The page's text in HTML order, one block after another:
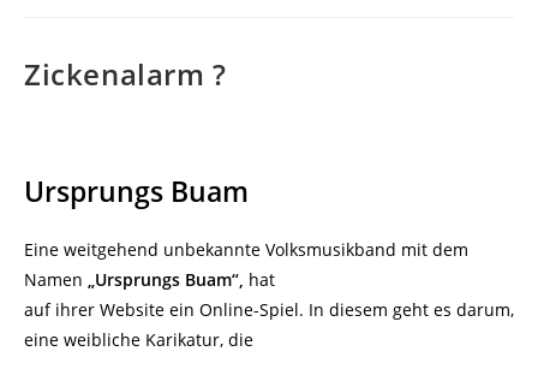
Zickenalarm ?
Ursprungs Buam
Eine weitgehend unbekannte Volksmusikband mit dem
Namen „Ursprungs Buam“, hat
auf ihrer Website ein Online-Spiel. In diesem geht es darum,
eine weibliche Karikatur, die